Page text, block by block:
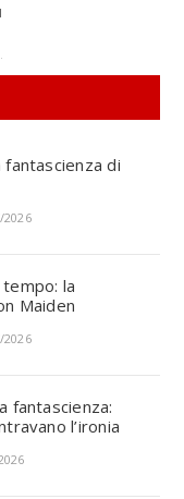
fantascienza di
2026
la
Maiden
2026
fantascienza:
l’ironia